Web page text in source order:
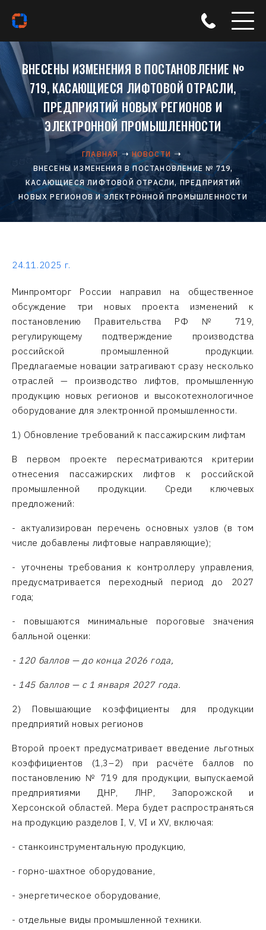
ВНЕСЕНЫ ИЗМЕНЕНИЯ В ПОСТАНОВЛЕНИЕ №
719, КАСАЮЩИЕСЯ ЛИФТОВОЙ ОТРАСЛИ,
ПРЕДПРИЯТИЙ НОВЫХ РЕГИОНОВ И
ЭЛЕКТРОННОЙ ПРОМЫШЛЕННОСТИ
ГЛАВНАЯ
НОВОСТИ
ВНЕСЕНЫ ИЗМЕНЕНИЯ В ПОСТАНОВЛЕНИЕ № 719,
КАСАЮЩИЕСЯ ЛИФТОВОЙ ОТРАСЛИ, ПРЕДПРИЯТИЙ
НОВЫХ РЕГИОНОВ И ЭЛЕКТРОННОЙ ПРОМЫШЛЕННОСТИ
24.11.2025 г.
Минпромторг России направил на общественное
обсуждение три новых проекта изменений к
постановлению Правительства РФ № 719,
регулирующему подтверждение производства
российской промышленной продукции.
Предлагаемые новации затрагивают сразу несколько
отраслей — производство лифтов, промышленную
продукцию новых регионов и высокотехнологичное
оборудование для электронной промышленности.
1) Обновление требований к пассажирским лифтам
В первом проекте пересматриваются критерии
отнесения пассажирских лифтов к российской
промышленной продукции. Среди ключевых
предложений:
- актуализирован перечень основных узлов (в том
числе добавлены лифтовые направляющие);
- уточнены требования к контроллеру управления,
предусматривается переходный период до 2027
года;
- повышаются минимальные пороговые значения
балльной оценки:
- 120 баллов — до конца 2026 года,
- 145 баллов — с 1 января 2027 года.
2) Повышающие коэффициенты для продукции
предприятий новых регионов
Второй проект предусматривает введение льготных
коэффициентов (1,3–2) при расчёте баллов по
постановлению № 719 для продукции, выпускаемой
предприятиями ДНР, ЛНР, Запорожской и
Херсонской областей. Мера будет распространяться
на продукцию разделов I, V, VI и XV, включая:
- станкоинструментальную продукцию,
- горно-шахтное оборудование,
- энергетическое оборудование,
- отдельные виды промышленной техники.